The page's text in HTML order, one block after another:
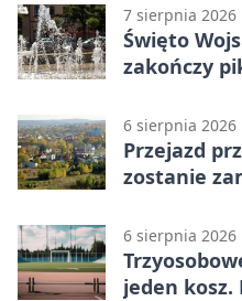
7 sierpnia 2026
Święto
zakończy
6 sierpnia 2026
Przejazd
zostanie
6 sierpnia 2026
jeden kosz.